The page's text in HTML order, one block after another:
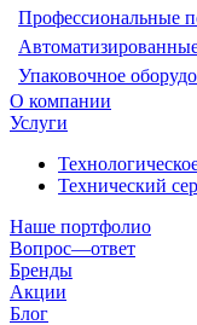
Профессиональные
Упаковочное
О компании
Услуги
Технический
Наше портфолио
Вопрос—ответ
Бренды
Акции
Блог